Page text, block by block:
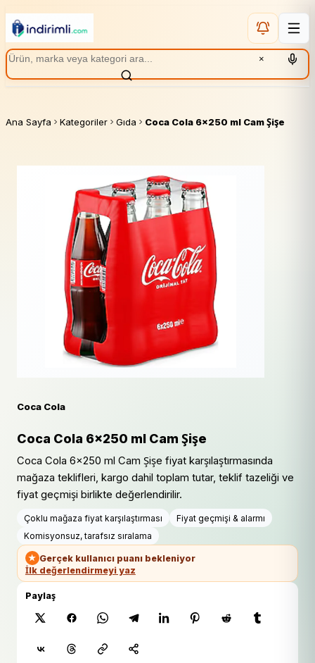
×
Ana Sayfa Kategoriler Gıda Coca Cola 6x250 ml Cam Şişe
Coca Cola
Coca Cola 6x250 ml Cam Şişe
Coca Cola 6x250 ml Cam Şişe fiyat karşılaştırmasında
mağaza teklifleri, kargo dahil toplam tutar, teklif tazeliği ve
fiyat geçmişi birlikte değerlendirilir.
Çoklu mağaza fiyat karşılaştırması
Fiyat geçmişi & alarmı
Komisyonsuz, tarafsız sıralama
★ Gerçek kullanıcı puanı bekleniyor
İlk değerlendirmeyi yaz
Paylaş